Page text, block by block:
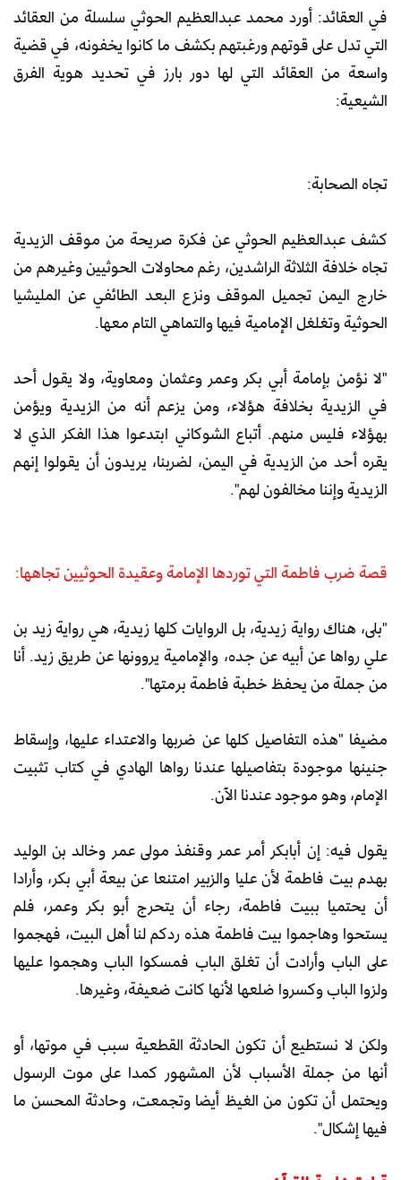
في العقائد: أورد محمد عبدالعظيم الحوثي سلسلة من العقائد
التي تدل على قوتهم ورغبتهم بكشف ما كانوا يخفونه، في قضية
واسعة من العقائد التي لها دور بارز في تحديد هوية الفرق
الشيعية:
تجاه الصحابة:
كشف عبدالعظيم الحوثي عن فكرة صريحة من موقف الزيدية
تجاه خلافة الثلاثة الراشدين، رغم محاولات الحوثيين وغيرهم من
خارج اليمن تجميل الموقف ونزع البعد الطائفي عن المليشيا
الحوثية وتغلغل الإمامية فيها والتماهي التام معها.
"لا نؤمن بإمامة أبي بكر وعمر وعثمان ومعاوية، ولا يقول أحد
في الزيدية بخلافة هؤلاء، ومن يزعم أنه من الزيدية ويؤمن
بهؤلاء فليس منهم. أتباع الشوكاني ابتدعوا هذا الفكر الذي لا
يقره أحد من الزيدية في اليمن، لضربنا، يريدون أن يقولوا إنهم
الزيدية وإننا مخالفون لهم".
قصة ضرب فاطمة التي توردها الإمامة وعقيدة الحوثيين تجاهها:
"بلى، هناك رواية زيدية، بل الروايات كلها زيدية، هي رواية زيد بن
علي رواها عن أبيه عن جده، والإمامية يروونها عن طريق زيد. أنا
من جملة من يحفظ خطبة فاطمة برمتها".
مضيفا "هذه التفاصيل كلها عن ضربها والاعتداء عليها، وإسقاط
جنينها موجودة بتفاصيلها عندنا رواها الهادي في كتاب تثبيت
الإمام، وهو موجود عندنا الآن.
يقول فيه: إن أبابكر أمر عمر وقنفذ مولى عمر وخالد بن الوليد
بهدم بيت فاطمة لأن عليا والزبير امتنعا عن بيعة أبي بكر، وأرادا
أن يحتميا ببيت فاطمة، رجاء أن يتحرج أبو بكر وعمر، فلم
يستحوا وهاجموا بيت فاطمة هذه ردكم لنا أهل البيت، فهجموا
على الباب وأرادت أن تغلق الباب فمسكوا الباب وهجموا عليها
ولزوا الباب وكسروا ضلعها لأنها كانت ضعيفة، وغيرها.
ولكن لا نستطيع أن تكون الحادثة القطعية سبب في موتها، أو
أنها من جملة الأسباب لأن المشهور كمدا على موت الرسول
ويحتمل أن تكون من الغيظ أيضا وتجمعت، وحادثة المحسن ما
فيها إشكال".